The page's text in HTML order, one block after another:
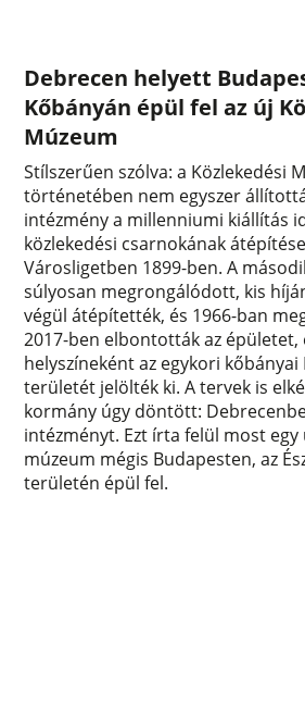
Debrecen helyett
Kőbányán épül fel az új
Múzeum
Stílszerűen szólva: a Közlekedési
történetében nem egyszer
intézmény a millenniumi kiállítás
közlekedési csarnokának
Városligetben 1899-ben. A
súlyosan megrongálódott, kis
végül átépítették, és 1966-ban
2017-ben elbontották az épületet,
helyszíneként az egykori kőbányai
területét jelölték ki. A tervek is
kormány úgy döntött:
intézményt. Ezt írta felül most
múzeum mégis Budapesten, az
területén épül fel.